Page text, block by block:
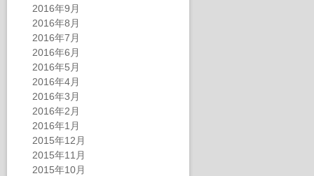
2016年9月
2016年8月
2016年7月
2016年6月
2016年5月
2016年4月
2016年3月
2016年2月
2016年1月
2015年12月
2015年11月
2015年10月